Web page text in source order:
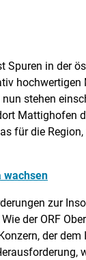
in der
stehen
Mattighofen
für die
wachsen
zur
der ORF
der